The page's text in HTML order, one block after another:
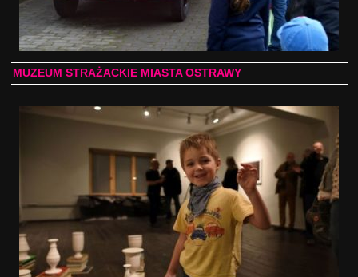
MUZEUM STRAŻACKIE MIASTA OSTRAWY